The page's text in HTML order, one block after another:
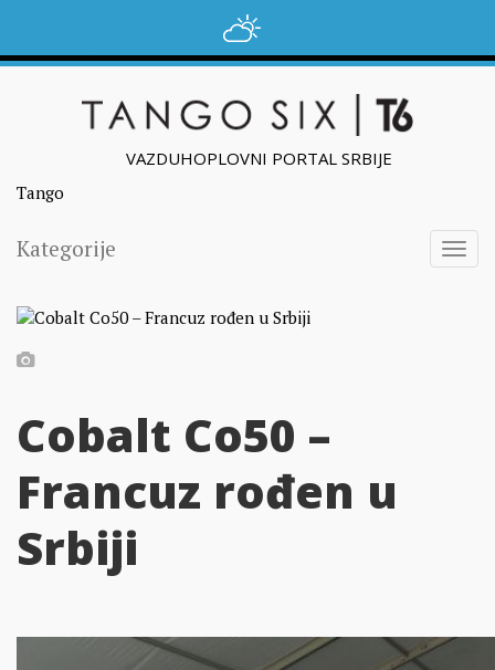
VAZDUHOPLOVNI PORTAL SRBIJE
Tango
Kategorije
Cobalt Co50 –
Francuz rođen u
Srbiji